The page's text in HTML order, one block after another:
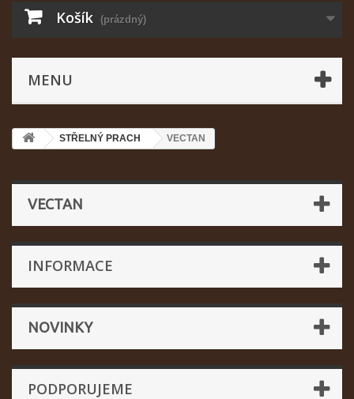
Košík (prázdný)
MENU
STŘELNÝ PRACH VECTAN
VECTAN
INFORMACE
NOVINKY
PODPORUJEME